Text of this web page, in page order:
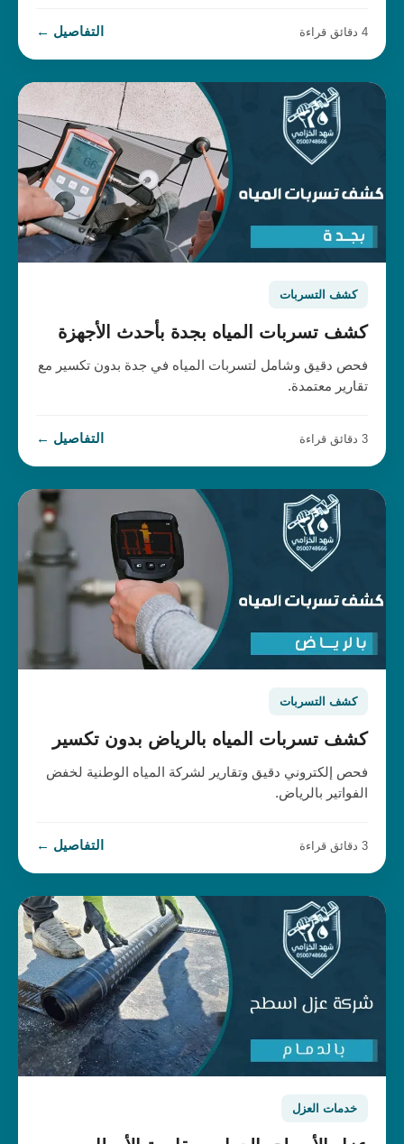
4 دقائق قراءة التفاصيل ←
كشف التسربات
كشف تسربات المياه بجدة بأحدث الأجهزة
فحص دقيق وشامل لتسربات المياه في جدة بدون تكسير مع
تقارير معتمدة.
3 دقائق قراءة التفاصيل ←
كشف التسربات
كشف تسربات المياه بالرياض بدون تكسير
فحص إلكتروني دقيق وتقارير لشركة المياه الوطنية لخفض
الفواتير بالرياض.
3 دقائق قراءة التفاصيل ←
خدمات العزل